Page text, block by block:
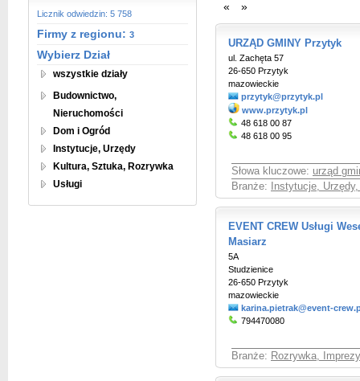
Licznik odwiedzin: 5 758
Firmy z regionu: 3
Wybierz Dział
wszystkie działy
Budownictwo,
Nieruchomości
Dom i Ogród
Instytucje, Urzędy
Kultura, Sztuka, Rozrywka
Usługi
«
»
URZĄD GMINY Przytyk
ul. Zachęta 57
26-650 Przytyk
mazowieckie
przytyk@przytyk.pl
www.przytyk.pl
48 618 00 87
48 618 00 95
Słowa kluczowe: urząd
Branże:
Instytucje,
EVENT CREW Usługi
Masiarz
5A
Studzienice
26-650 Przytyk
mazowieckie
karina.pietrak@event-
794470080
Branże: Rozrywka,